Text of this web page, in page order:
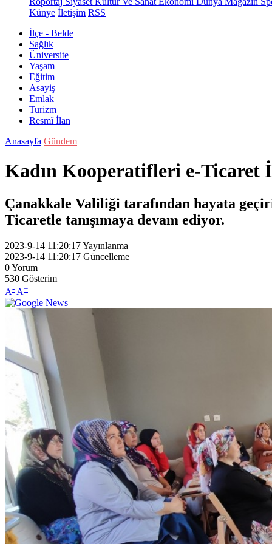
Künye İletişim RSS
İlçe - Belde
Sağlık
Üniversite
Yaşam
Eğitim
Asayiş
Emlak
Turizm
Resmî İlan
Anasayfa Gündem
Kadın Kooperatifleri e-Ticaret
Çanakkale Valiliği tarafından hayata
Ticaretle tanışımaya devam ediyor.
2023-9-14 11:20:17Yayınlanma
2023-9-14 11:20:17 Güncelleme
0Yorum
530 Gösterim
A- A+